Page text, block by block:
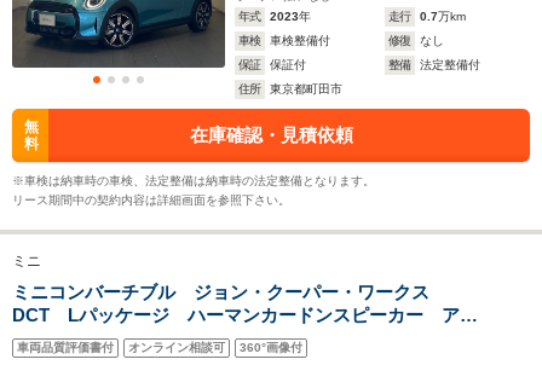
WLTCモード
燃費
駆動方式 FF
-
FR
年式
2023年 走行 0.7万km
車検
車検整備付 修復
なし
保証
保証付 整備
法定整備付
住所
東京都町田市
無
料
在庫確認・見積依頼
※車検は納車時の車検、法定整備は納車時の法定整備となります。
リース期間中の契約内容は詳細画面を参照下さい。
ミニ
ミニコンバーチブル ジョン・クーパー・ワークス
DCT Lパッケージ ハーマンカードンスピーカー アク
ティブクルーズコントロール レッドブレーキキャリパ
ー MINIユアーズソフトトップ JCWトリム ワンオー
車両品質評価書付 オンライン相談可 360°画像付